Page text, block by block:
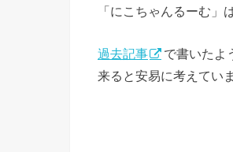
「にこちゃんるーむ」
過去記事
で書いたよ
来ると安易に考えてい